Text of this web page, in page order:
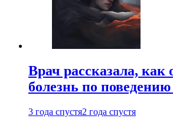
Врач рассказала, как
болезнь по
3 года спустя2 года спустя